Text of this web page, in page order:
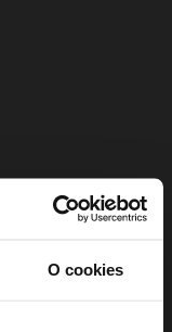
O cookies